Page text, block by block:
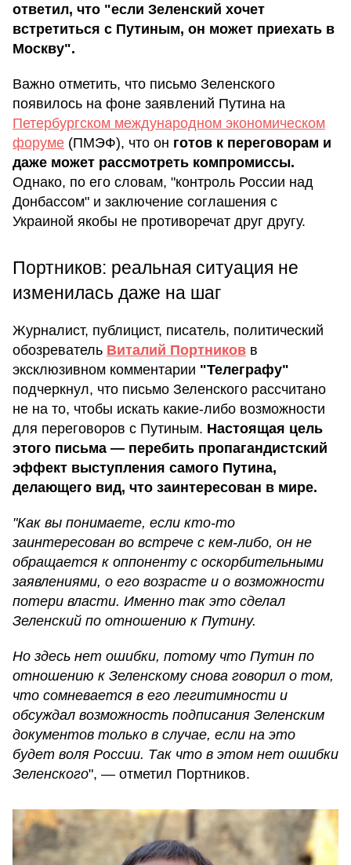
ответил, что "если Зеленский хочет
встретиться с Путиным, он может приехать в
Москву".
Важно отметить, что письмо Зеленского
появилось на фоне заявлений Путина на
Петербургском международном экономическом
форуме (ПМЭФ), что он готов к переговорам и
даже может рассмотреть компромиссы.
Однако, по его словам, "контроль России над
Донбассом" и заключение соглашения с
Украиной якобы не противоречат друг другу.
Портников: реальная ситуация не
изменилась даже на шаг
Журналист, публицист, писатель, политический
обозреватель Виталий Портников в
эксклюзивном комментарии "Телеграфу"
подчеркнул, что письмо Зеленского рассчитано
не на то, чтобы искать какие-либо возможности
для переговоров с Путиным. Настоящая цель
этого письма — перебить пропагандистский
эффект выступления самого Путина,
делающего вид, что заинтересован в мире.
"Как вы понимаете, если кто-то
заинтересован во встрече с кем-либо, он не
обращается к оппоненту с оскорбительными
заявлениями, о его возрасте и о возможности
потери власти. Именно так это сделал
Зеленский по отношению к Путину.
Но здесь нет ошибки, потому что Путин по
отношению к Зеленскому снова говорил о том,
что сомневается в его легитимности и
обсуждал возможность подписания Зеленским
документов только в случае, если на это
будет воля России. Так что в этом нет ошибки
Зеленского", — отметил Портников.